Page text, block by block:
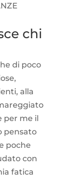
chi
di poco
alla
per me il
pensato
poche
con
fatica